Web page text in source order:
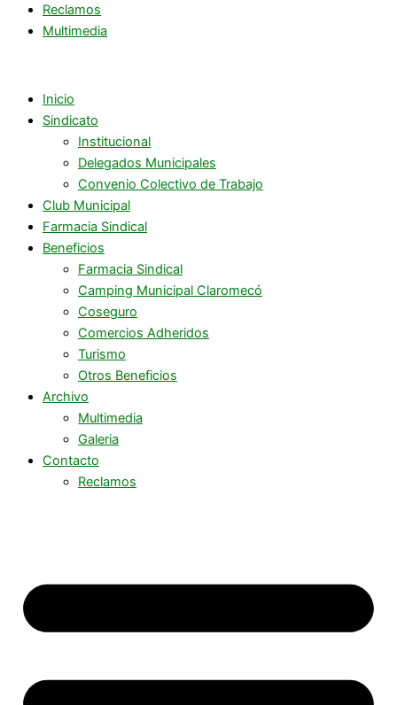
Reclamos
Multimedia
Inicio
Sindicato
Institucional
Delegados Municipales
Convenio Colectivo de Trabajo
Club Municipal
Farmacia Sindical
Beneficios
Farmacia Sindical
Camping Municipal Claromecó
Coseguro
Comercios Adheridos
Turismo
Otros Beneficios
Archivo
Multimedia
Galeria
Contacto
Reclamos